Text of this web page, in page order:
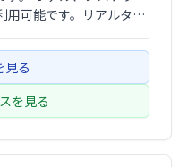
用可能です。リアルタイ
ワークフローを合理化し
…
見る
を見る